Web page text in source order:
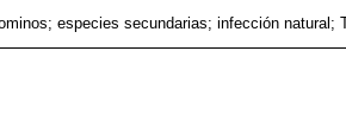
especies secundarias; infección natural;